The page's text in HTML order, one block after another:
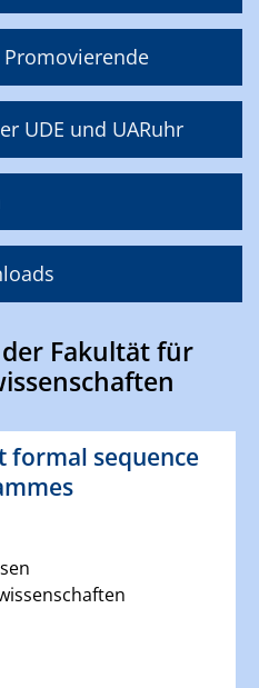
UDE und UARuhr
Fakultät für
sequence